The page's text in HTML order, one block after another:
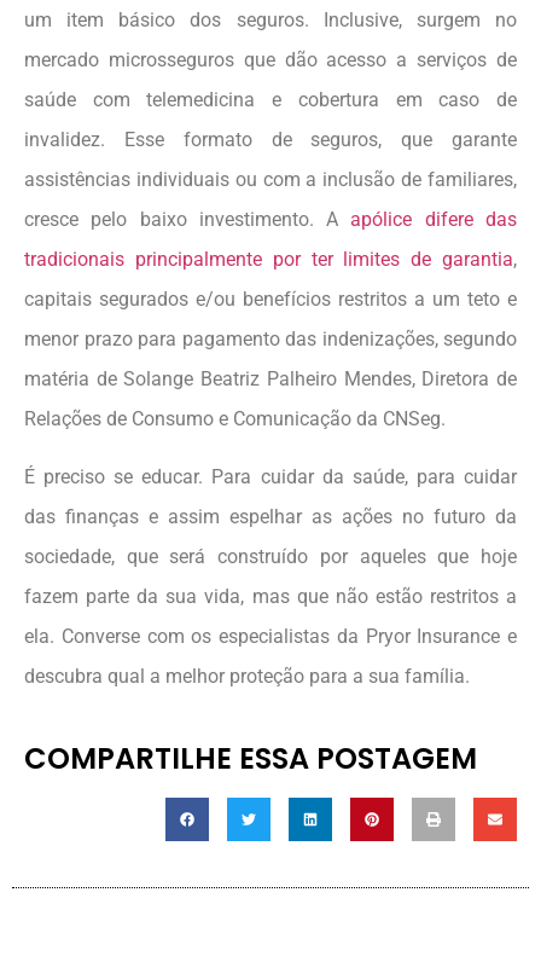
um item básico dos seguros. Inclusive, surgem no
mercado microsseguros que dão acesso a serviços de
saúde com telemedicina e cobertura em caso de
invalidez. Esse formato de seguros, que garante
assistências individuais ou com a inclusão de familiares,
cresce pelo baixo investimento. A apólice difere das
tradicionais principalmente por ter limites de garantia,
capitais segurados e/ou benefícios restritos a um teto e
menor prazo para pagamento das indenizações, segundo
matéria de Solange Beatriz Palheiro Mendes, Diretora de
Relações de Consumo e Comunicação da CNSeg.
É preciso se educar. Para cuidar da saúde, para cuidar
das finanças e assim espelhar as ações no futuro da
sociedade, que será construído por aqueles que hoje
fazem parte da sua vida, mas que não estão restritos a
ela. Converse com os especialistas da Pryor Insurance e
descubra qual a melhor proteção para a sua família.
COMPARTILHE ESSA POSTAGEM